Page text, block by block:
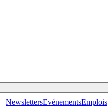
NewslettersEvénementsEmplois